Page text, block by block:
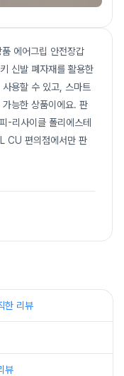
에어그립 안전장갑
신발 폐자재를 활용한
용할 수 있고, 스마트
능한 상품이에요. 판
리사이클 폴리에스테
CU 편의점에서만 판
한 리뷰
뷰